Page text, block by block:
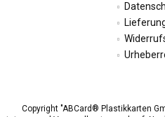
Copyright "ABCard® Plastikkarten